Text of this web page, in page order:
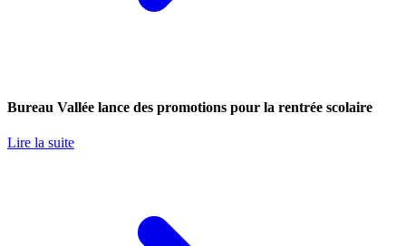
Bureau Vallée lance des promotions pour la rentrée scolaire
Lire la suite